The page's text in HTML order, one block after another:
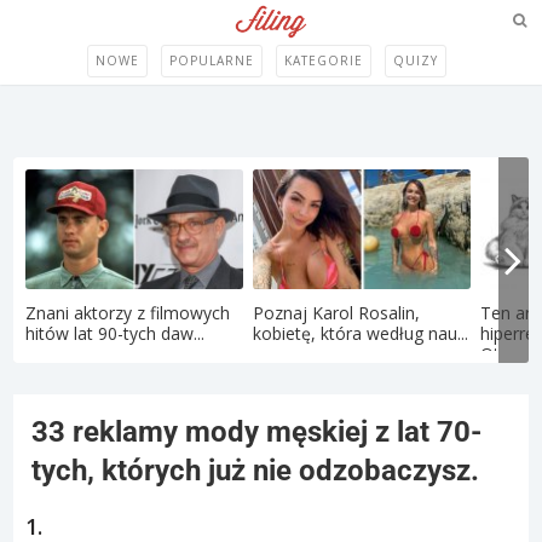
NOWE POPULARNE KATEGORIE QUIZY
Znani aktorzy z filmowych
hitów lat 90-tych daw...
Poznaj Karol Rosalin,
kobietę, która według nau...
Ten
Oto...
33 reklamy mody męskiej z lat 70-
tych, których już nie odzobaczysz.
1.